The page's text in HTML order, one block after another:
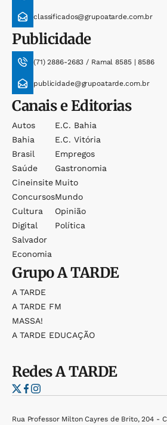
classificados@grupoatarde.com.br
Publicidade
(71) 2886-2683 / Ramal 8585 | 8586
publicidade@grupoatarde.com.br
Canais e Editorias
Autos
Bahia
Brasil
Saúde
Cineinsite
Concursos
Cultura
Digital
Salvador
Economia
E.c. Bahia
E.c. Vitória
Empregos
Gastronomia
Muito
Mundo
Opinião
Política
GrupoA TARDE
A TARDE
A TARDE FM
MASSA!
A TARDE EDUCAÇÃO
RedesA TARDE
Rua Professor Milton Cayres de Brito, 204 -